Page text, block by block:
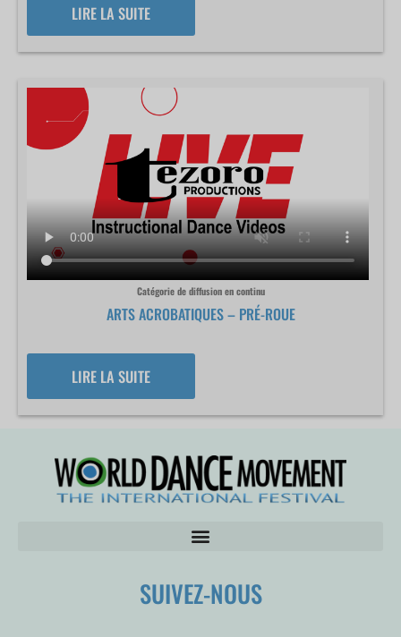
LIRE LA SUITE
Catégorie de diffusion en continu
ARTS ACROBATIQUES – PRÉ-ROUE
LIRE LA SUITE
SUIVEZ-NOUS